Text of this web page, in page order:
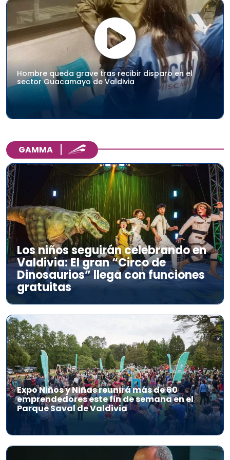
Hombre queda grave tras recibir disparo en el
sector Guacamayo de Valdivia
GAMMA
Los niños seguirán celebrando en
Valdivia: El gran “Circo de
Dinosaurios” llega con funciones
gratuitas
Expo Niños y Niñas reunirá más de 60
emprendedores este fin de semana en el
Parque Saval de Valdivia